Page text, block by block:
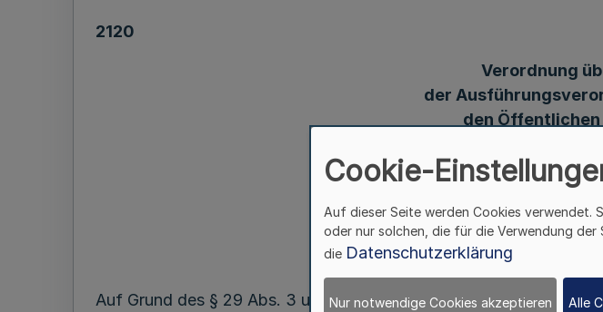
2120
Verordnung
der
den
Vom 31.
Auf Grund des § 29 Abs. 3 und 4 des Gesetzes über den
Cookie-
Auf dieser Seite werden Cookies verwendet.
oder nur solchen, die für die Verwendung
die Datenschutzerklärung
Nur notwendige Cookies akzeptieren Alle